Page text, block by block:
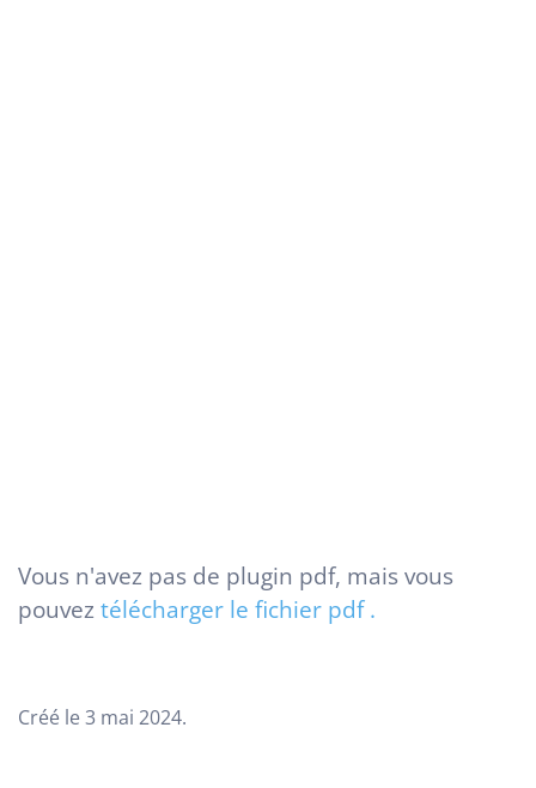
Vous n'avez pas de plugin pdf, mais vous
pouvez télécharger le fichier pdf .
Créé le 3 mai 2024.